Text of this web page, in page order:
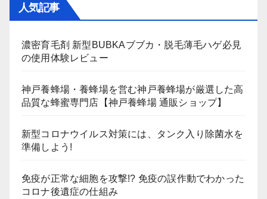
人気記事
濃密育毛剤 新型BUBKAブブカ・脱毛薄毛ハゲ必見
の使用体験レビュー
神戸養蜂場・養蜂場を営む神戸養蜂場が厳選した高
品質な蜂蜜専門店【神戸養蜂場 通販ショップ】
新型コロナウイルス対策には、タンク入り除菌水を
準備しよう!
免疫が正常な細胞を攻撃!? 免疫の誤作動でわかった
コロナ後遺症の仕組み